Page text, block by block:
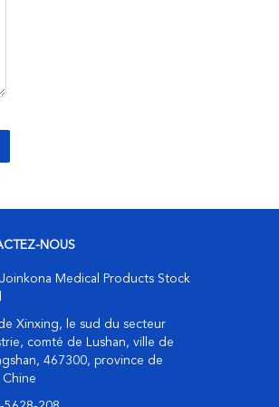
NOUS
Medical Products Stock
Xinxing, le sud du secteur
comté de Lushan, ville de
467300, province de
Chine